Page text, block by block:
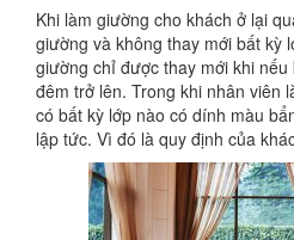
Khi làm giường cho khách ở lại
giường và không thay mới bất kỳ
giường chỉ được thay mới khi
đêm trở lên. Trong khi nhân viên
có bất kỳ lớp nào có dính màu
lập tức. Vì đó là quy định của